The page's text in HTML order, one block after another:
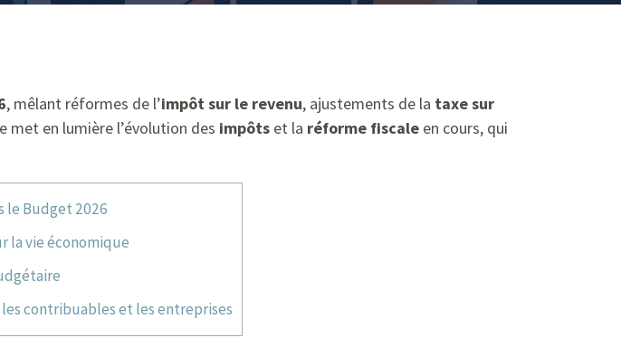
, mêlant réformes de l’impôt sur le revenu, ajustements de la taxe sur
met en lumière l’évolution des impôts et la réforme fiscale en cours, qui
le Budget 2026
la vie économique
contribuables et les entreprises